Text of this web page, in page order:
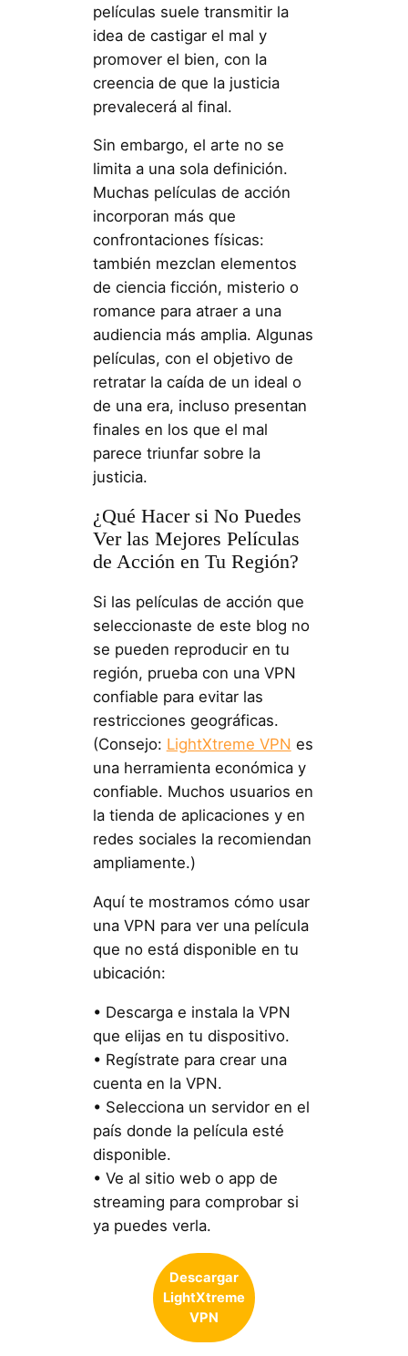
películas suele transmitir la
idea de castigar el mal y
promover el bien, con la
creencia de que la justicia
prevalecerá al final.
Sin embargo, el arte no se
limita a una sola definición.
Muchas películas de acción
incorporan más que
confrontaciones físicas:
también mezclan elementos
de ciencia ficción, misterio o
romance para atraer a una
audiencia más amplia. Algunas
películas, con el objetivo de
retratar la caída de un ideal o
de una era, incluso presentan
finales en los que el mal
parece triunfar sobre la
justicia.
¿Qué Hacer si No Puedes
Ver las Mejores Películas
de Acción en Tu Región?
Si las películas de acción que
seleccionaste de este blog no
se pueden reproducir en tu
región, prueba con una VPN
confiable para evitar las
restricciones geográficas.
(Consejo: LightXtreme VPN es
una herramienta económica y
confiable. Muchos usuarios en
la tienda de aplicaciones y en
redes sociales la recomiendan
ampliamente.)
Aquí te mostramos cómo usar
una VPN para ver una película
que no está disponible en tu
ubicación:
• Descarga e instala la VPN
que elijas en tu dispositivo.
• Regístrate para crear una
cuenta en la VPN.
• Selecciona un servidor en el
país donde la película esté
disponible.
• Ve al sitio web o app de
streaming para comprobar si
ya puedes verla.
Descargar
LightXtreme
VPN